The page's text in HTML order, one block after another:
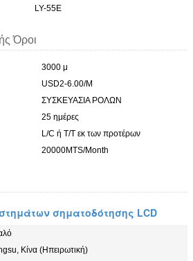
LY-55E
Όροι
3000 μ
USD2-6.00/M
ΣΥΣΚΕΥΑΣΙΑ ΡΟΛΩΝ
25 ημέρες
L/C ή T/T εκ των προτέρων
20000MTS/Month
σηματοδότησης LCD
Κίνα (Ηπειρωτική)